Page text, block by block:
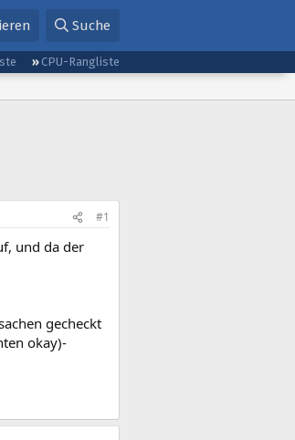
Suche
CPU-Rangliste
#1
und da der
gecheckt
okay)-